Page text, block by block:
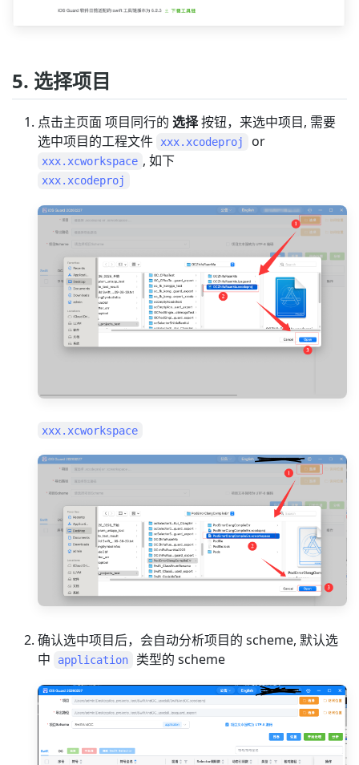
5. 选择项目
点击主页面 项目同行的 选择按钮，来选中项目, 需要
选中项目的工程文件
xxx.xcodeproj or
xxx.xcworkspace , 如下
xxx.xcodeproj
xxx.xcworkspace
确认选中项目后，会自动分析项目的 scheme, 默认选
中
application 类型的 scheme